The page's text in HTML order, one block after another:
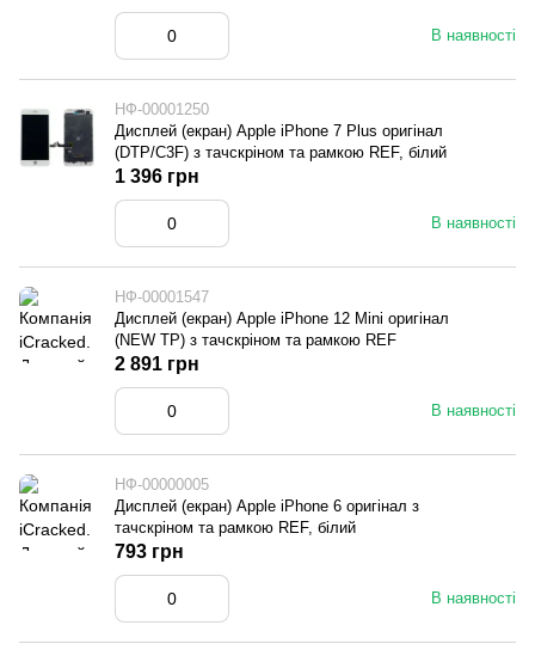
В наявності
НФ-00001250
Дисплей (екран) Apple iPhone 7 Plus оригінал
(DTP/C3F) з тачскріном та рамкою REF, білий
В наявності
1 396 грн
НФ-00001547
Дисплей (екран) Apple iPhone 12 Mini оригінал
(NEW TP) з тачскріном та рамкою REF
В наявності
2 891 грн
НФ-00000005
Дисплей (екран) Apple iPhone 6 оригінал з
тачскріном та рамкою REF, білий
В наявності
793 грн